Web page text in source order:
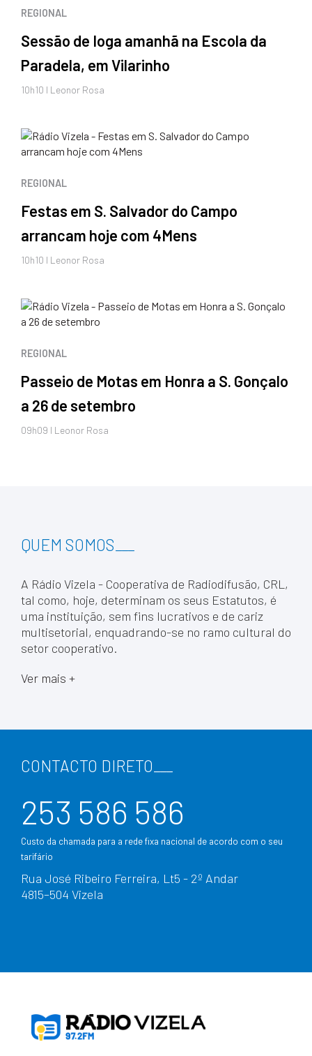
REGIONAL
Sessão de Ioga amanhã na Escola da
Paradela, em Vilarinho
10h10 I Leonor Rosa
REGIONAL
Festas em S. Salvador do Campo
arrancam hoje com 4Mens
10h10 I Leonor Rosa
REGIONAL
Passeio de Motas em Honra a S. Gonçalo
a 26 de setembro
09h09 I Leonor Rosa
QUEM SOMOS
A Rádio Vizela - Cooperativa de Radiodifusão, CRL,
tal como, hoje, determinam os seus Estatutos, é
uma instituição, sem fins lucrativos e de cariz
multisetorial, enquadrando-se no ramo cultural do
setor cooperativo.
Ver mais +
CONTACTO DIRETO
253 586 586
Custo da chamada para a rede fixa nacional de acordo com o seu
tarifário
Rua José Ribeiro Ferreira, Lt5 - 2º Andar
4815–504 Vizela